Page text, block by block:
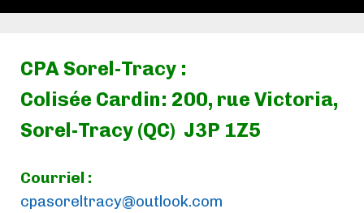
CPA Sorel-Tracy :
Colisée Cardin: 200, rue Victoria,
Sorel-Tracy (QC) J3P 1Z5
Courriel :
cpasoreltracy@outlook.com